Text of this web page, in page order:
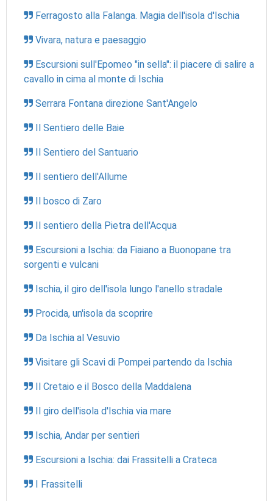
Ferragosto alla Falanga. Magia dell'isola d'Ischia
Vivara, natura e paesaggio
Escursioni sull'Epomeo "in sella": il piacere di salire a
cavallo in cima al monte di Ischia
Serrara Fontana direzione Sant'Angelo
Il Sentiero delle Baie
Il Sentiero del Santuario
Il sentiero dell'Allume
Il bosco di Zaro
Il sentiero della Pietra dell'Acqua
Escursioni a Ischia: da Fiaiano a Buonopane tra
sorgenti e vulcani
Ischia, il giro dell'isola lungo l'anello stradale
Procida, un'isola da scoprire
Da Ischia al Vesuvio
Visitare gli Scavi di Pompei partendo da Ischia
Il Cretaio e il Bosco della Maddalena
Il giro dell'isola d'Ischia via mare
Ischia, Andar per sentieri
Escursioni a Ischia: dai Frassitelli a Crateca
I Frassitelli